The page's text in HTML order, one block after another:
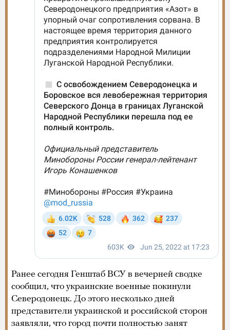
Ранее сегодня Генштаб ВСУ в вечерней сводке
сообщил, что украинские военные покинули
Северодонецк. До этого несколько дней
представители украинской и российской сторон
заявляли, что город почти полностью занят